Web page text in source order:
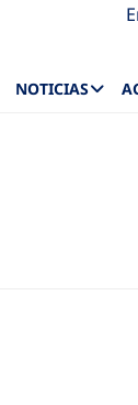
NOTICIAS